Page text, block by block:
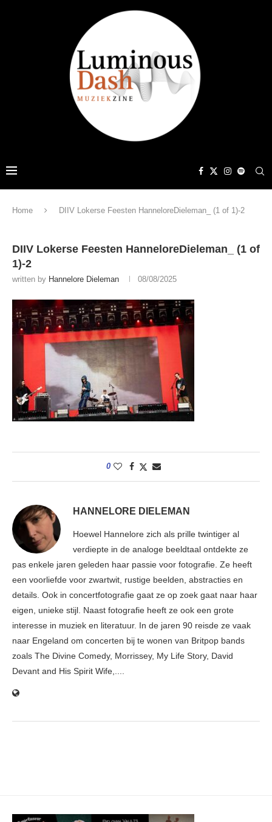
Home DIIV Lokerse Feesten HanneloreDieleman_ (1 of 1)-2
DIIV Lokerse Feesten HanneloreDieleman_ (1 of
1)-2
written by Hannelore Dieleman 08/08/2025
0
HANNELORE DIELEMAN
Hoewel Hannelore zich als prille twintiger al
verdiepte in de analoge beeldtaal ontdekte ze
pas enkele jaren geleden haar passie voor fotografie. Ze heeft
een voorliefde voor zwartwit, rustige beelden, abstracties en
details. Ook in concertfotografie gaat ze op zoek gaat naar haar
eigen, unieke stijl. Naast fotografie heeft ze ook een grote
interesse in muziek en literatuur. In de jaren 90 reisde ze vaak
naar Engeland om concerten bij te wonen van Britpop bands
zoals The Divine Comedy, Morrissey, My Life Story, David
Devant and His Spirit Wife,....